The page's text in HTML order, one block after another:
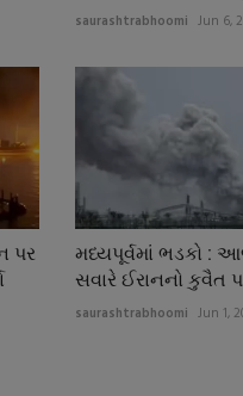
saurashtrabhoomi Jun 6,
પર
મધ્યપૂર્વમાં ભડકો :
સવારે ઈરાનનો કુવૈત
saurashtrabhoomi Jun 1,